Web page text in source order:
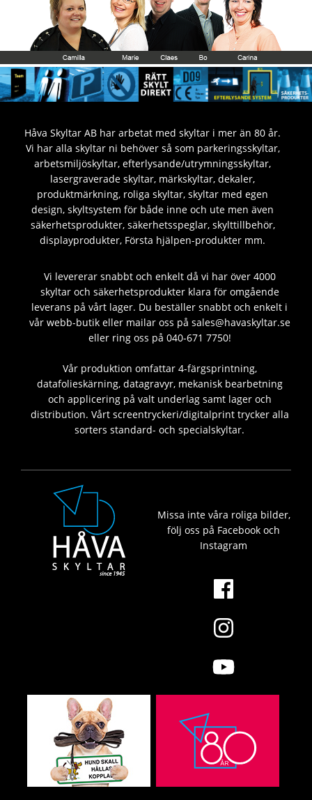
Håva Skyltar AB har arbetat med skyltar i mer än 80 år.
Vi har alla skyltar ni behöver så som parkeringsskyltar,
arbetsmiljöskyltar, efterlysande/utrymningsskyltar,
lasergraverade skyltar, märkskyltar, dekaler,
produktmärkning, roliga skyltar, skyltar med egen
design, skyltsystem för både inne och ute men även
säkerhetsprodukter, säkerhetsspeglar, skylttillbehör,
displayprodukter, Första hjälpen-produkter mm.
Vi levererar snabbt och enkelt då vi har över 4000
skyltar och säkerhetsprodukter klara för omgående
leverans på vårt lager. Du beställer snabbt och enkelt i
vår webb-butik eller mailar oss på sales@havaskyltar.se
eller ring oss på 040-671 7750!
Vår produktion omfattar 4-färgsprintning,
datafolieskärning, datagravyr, mekanisk bearbetning
och applicering på valt underlag samt lager och
distribution. Vårt screentryckeri/digitalprint trycker alla
sorters standard- och specialskyltar.
Missa inte våra roliga bilder,
följ oss på Facebook och
Instagram